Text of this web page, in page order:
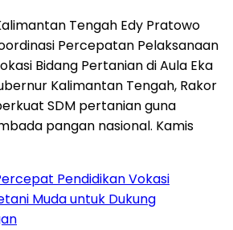
Pendidikan Vokasi
Muda untuk Dukung